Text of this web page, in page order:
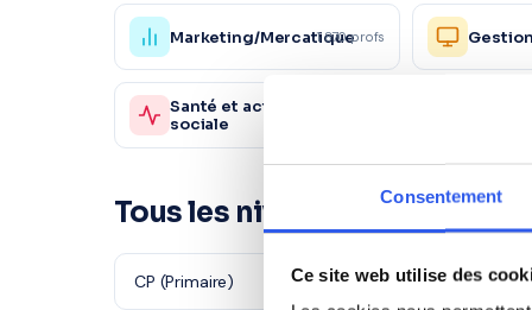
Consentement
Ce site web utilise des
Marketing/Mercatique
1 870 profs Gestion
Santé et action
sociale
Tous les niveaux à Amnéville
CP (Primaire) CE1